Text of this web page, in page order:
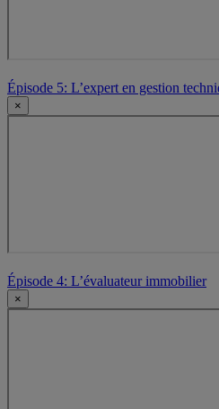
Épisode 5: L’expert en gestion
×
Épisode 4: L’évaluateur immobilier
×